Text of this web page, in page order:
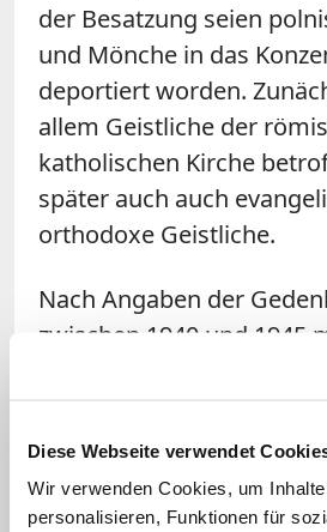
Diese Webseite verwendet
Wir verwenden Cookies, um
personalisieren, Funktionen für
der Besatzung seien
und Mönche in das
deportiert worden.
allem Geistliche der
katholischen Kirche
später auch auch
orthodoxe Geistliche.
Nach Angaben der
zwischen 1940 und 1945
Priester, Seminaristen
anderen Ländern des
nach Auschwitz
Franziskaner Maximilian